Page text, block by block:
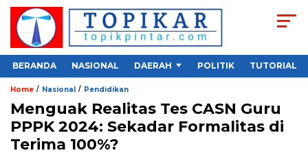
BERANDA NASIONAL DAERAH POLITIK TUTORIAL
Home / Nasional / Pendidikan
Menguak Realitas Tes CASN Guru
PPPK 2024: Sekadar Formalitas di
Terima 100%?